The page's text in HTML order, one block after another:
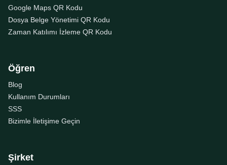
Google Maps QR Kodu
Dosya Belge Yönetimi QR Kodu
Zaman Katılımı İzleme QR Kodu
Öğren
Blog
Kullanım Durumları
SSS
Bizimle İletişime Geçin
Şirket